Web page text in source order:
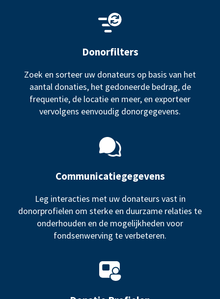
Donorfilters
Zoek en sorteer uw donateurs op basis van het
aantal donaties, het gedoneerde bedrag, de
frequentie, de locatie en meer, en exporteer
vervolgens eenvoudig donorgegevens.
Communicatiegegevens
Leg interacties met uw donateurs vast in
donorprofielen om sterke en duurzame relaties te
onderhouden en de mogelijkheden voor
fondsenwerving te verbeteren.